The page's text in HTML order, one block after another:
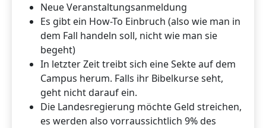
Neue Veranstaltungsanmeldung
Es gibt ein How-To Einbruch (also wie man in
dem Fall handeln soll, nicht wie man sie
begeht)
In letzter Zeit treibt sich eine Sekte auf dem
Campus herum. Falls ihr Bibelkurse seht,
geht nicht darauf ein.
Die Landesregierung möchte Geld streichen,
es werden also vorraussichtlich 9% des